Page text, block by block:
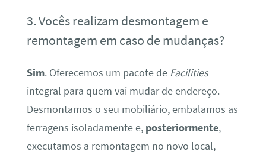
3. Vocês realizam desmontagem e
remontagem em caso de mudanças?
Sim. Oferecemos um pacote de Facilities
integral para quem vai mudar de endereço.
Desmontamos o seu mobiliário, embalamos as
ferragens isoladamente e, posteriormente,
executamos a remontagem no novo local,